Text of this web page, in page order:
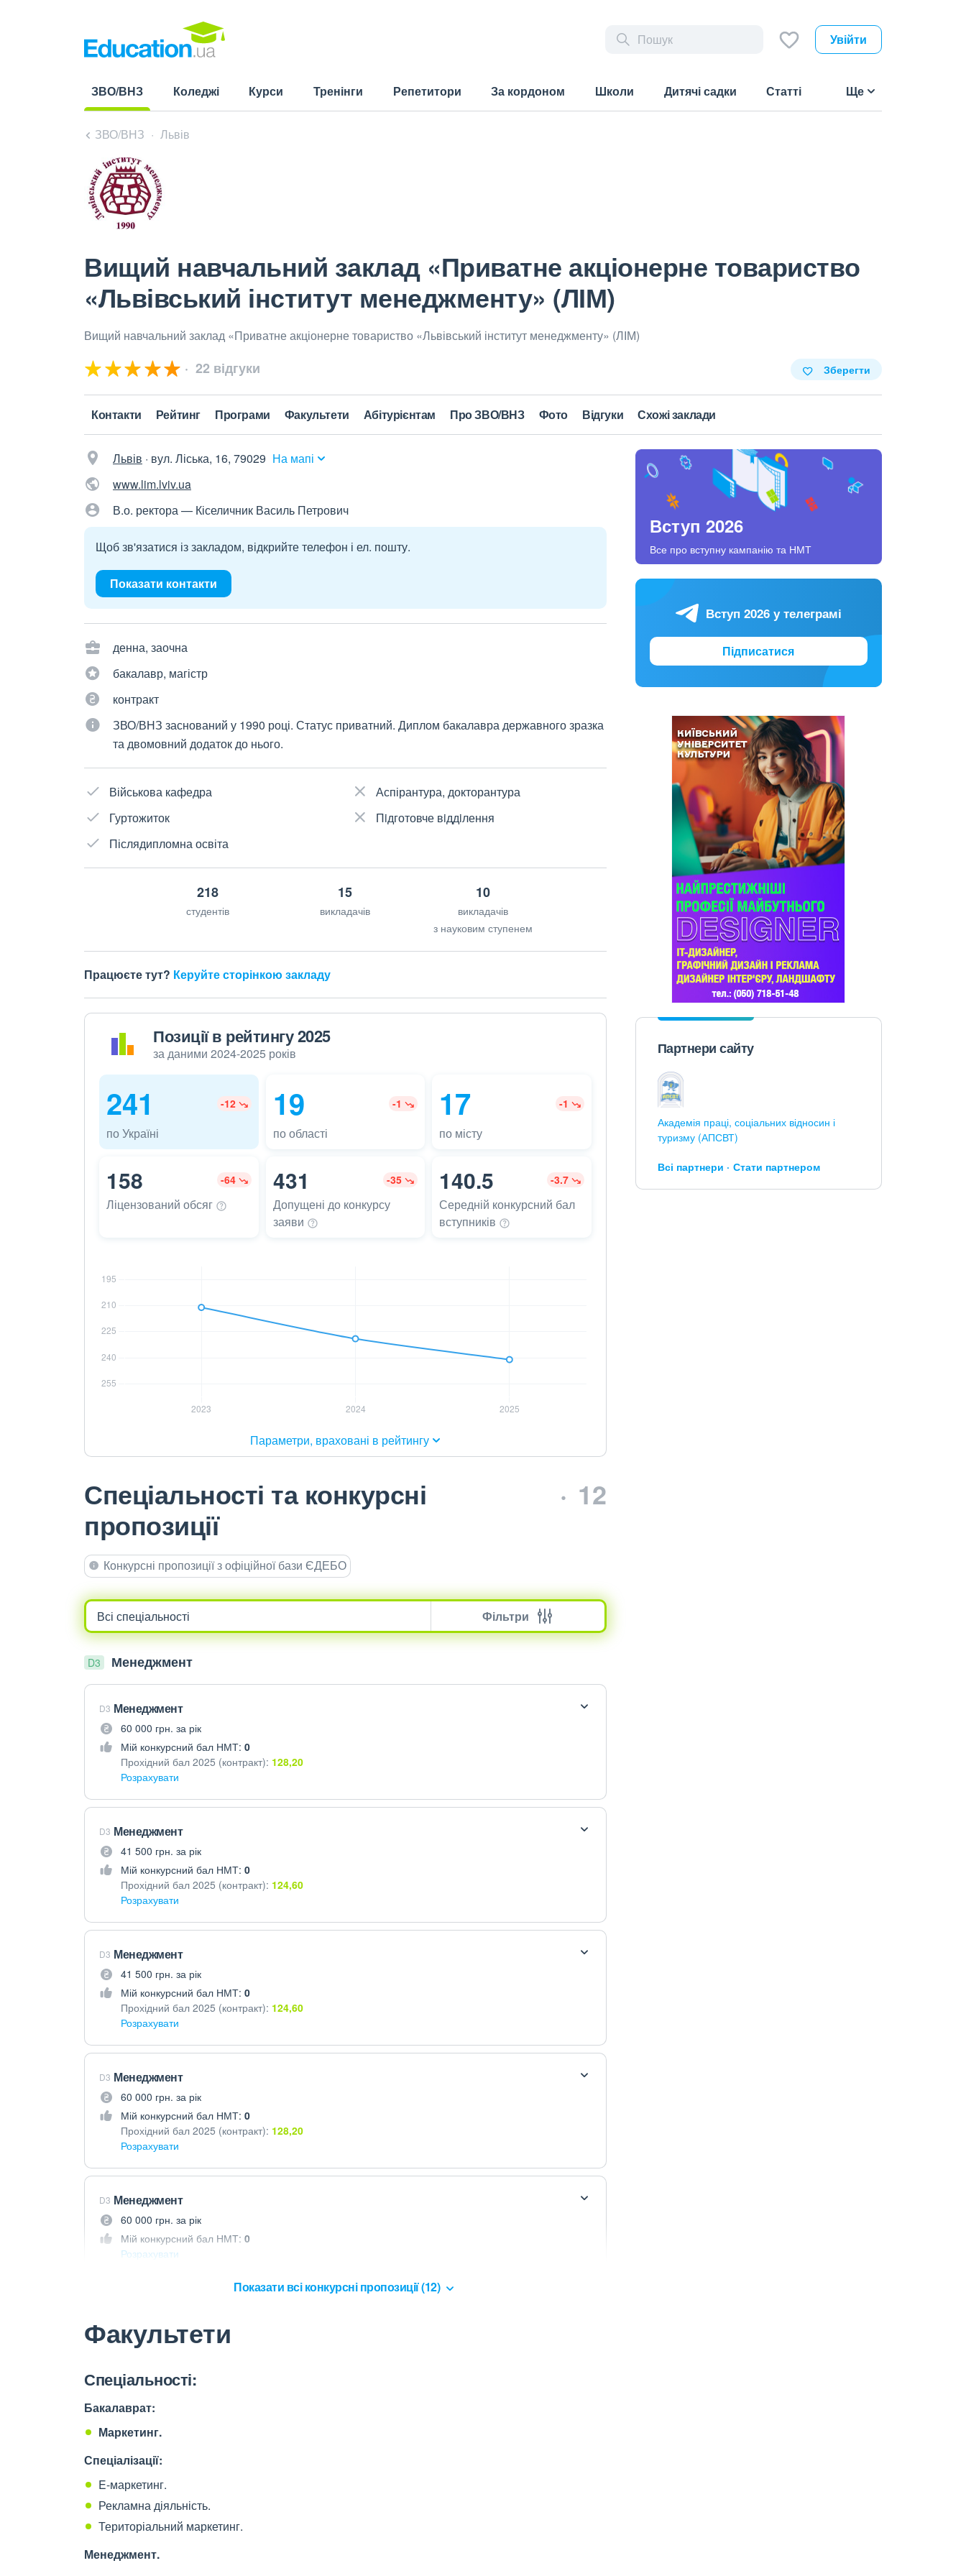
Увійти
ЗВО/ВНЗ
Коледжі Курси Тренінги Репетитори За кордоном Школи Дитячі садки Статті Ще
ЗВО/ВНЗ Львів
Вищий навчальний заклад «Приватне акціонерне товариство
«Львівський інститут менеджменту» (ЛІМ)
Вищий навчальний заклад «Приватне акціонерне товариство «Львівський інститут менеджменту» (ЛІМ)
22 відгуки Зберегти
Контакти Рейтинг Програми Факультети Абітурієнтам Про ЗВО/ВНЗ Фото Відгуки Схожі заклади
Львів · вул. Ліська, 16, 79029 На мапі
www.lim.lviv.ua
В.о. ректора — Кіселичник Василь Петрович
Щоб зв'язатися із закладом, відкрийте телефон і ел. пошту.
Показати контакти
денна, заочна
бакалавр, магістр
контракт
ЗВО/ВНЗ заснований у 1990 році. Статус приватний. Диплом бакалавра державного зразка
та двомовний додаток до нього.
Військова кафедра
Гуртожиток
Післядипломна освіта
Аспірантура, докторантура
Пiдготовче вiддiлення
218
студентів
15
викладачів
10
викладачів
з науковим ступенем
Працюєте тут? Керуйте сторінкою закладу
Позиції в рейтингу 2025
за даними 2024-2025 років
241 -12
по Україні
19 -1
по області
17 -1
по місту
158 -64
Ліцензований обсяг
431 -35
Допущені до конкурсу
заяви
140.5 -3.7
Середній конкурсний бал
вступників
Параметри, враховані в рейтингу
Спеціальності та конкурсні
пропозиції
12
Конкурсні пропозиції з офіційної бази ЄДЕБО
Фільтри
D3 Менеджмент
D3 Менеджмент
60 000 грн. за рік
Мій конкурсний бал НМТ: 0
Прохідний бал 2025 (контракт): 128,20
Розрахувати
D3 Менеджмент
41 500 грн. за рік
Мій конкурсний бал НМТ: 0
Прохідний бал 2025 (контракт): 124,60
Розрахувати
D3 Менеджмент
41 500 грн. за рік
Мій конкурсний бал НМТ: 0
Прохідний бал 2025 (контракт): 124,60
Розрахувати
D3 Менеджмент
60 000 грн. за рік
Мій конкурсний бал НМТ: 0
Прохідний бал 2025 (контракт): 128,20
Розрахувати
D3 Менеджмент
60 000 грн. за рік
Мій конкурсний бал НМТ: 0
Розрахувати
Показати всі конкурсні пропозиції (12)
Факультети
Спеціальності:
Бакалаврат:
Маркетинг.
Спеціалізації:
E-маркетинг.
Рекламна діяльність.
Територіальний маркетинг.
Менеджмент.
Вступ 2026
Все про вступну кампанію та НМТ
Вступ 2026 у телеграмі
Підписатися
Партнери сайту
Академія праці, соціальних відносин і
туризму (АПСВТ)
Всі партнери Стати партнером